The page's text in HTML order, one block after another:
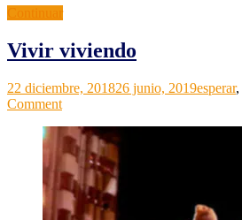
Vivir viviendo
Grupos
ACI
Noticias,
Relectura
22 diciembre, 201826 junio, 2019esperar,
Comment